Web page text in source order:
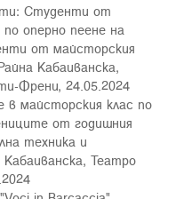
Студенти от
оперно пеене на
от майсторския
Кабаиванска,
Френи, 24.05.2024
майсторския клас по
от годишния
техника и
Театро